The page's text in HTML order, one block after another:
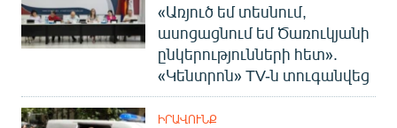
«Առյուծ եմ տեսնում,
ասոցացնում եմ Ծառուկյանի
ընկերությունների հետ».
«Կենտրոն» TV-ն տուգանվեց
ԻՐԱՎՈՒՆՔ